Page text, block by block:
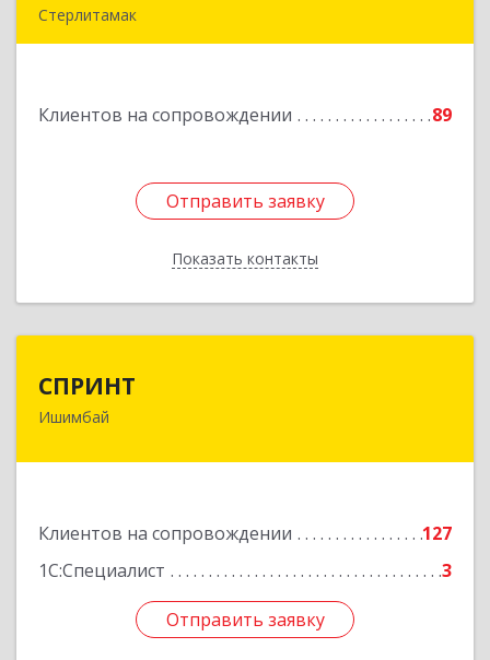
Стерлитамак
Клиентов на сопровождении 89
Отправить заявку
Показать контакты
Отправить заявку
Назад
СПРИНТ
Ишимбай
Клиентов на сопровождении
127
1С:Специалист
3
Отправить заявку
453201, Башкортостан Респ, Ишимбайский р-н,
Отправить заявку